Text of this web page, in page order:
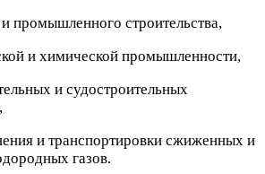
промышленного строительства,
и химической промышленности,
и судостроительных
и транспортировки сжиженных и
газов.